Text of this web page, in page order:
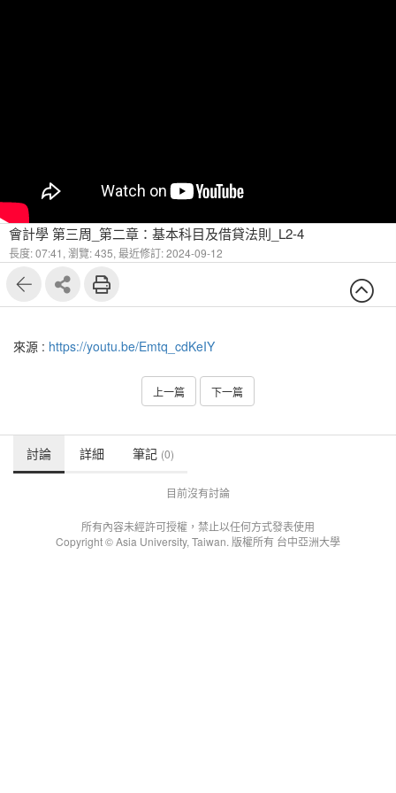
會計學 第三周_第二章：基本科目及借貸法則_L2-4
長度: 07:41, 瀏覽: 435, 最近修訂: 2024-09-12
來源 : https://youtu.be/Emtq_cdKeIY
上一篇 下一篇
討論 詳細 筆記 (0)
目前沒有討論
所有內容未經許可授權，禁止以任何方式發表使用
Copyright © Asia University, Taiwan. 版權所有 台中亞洲大學